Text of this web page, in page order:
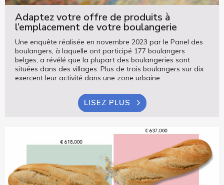
Adaptez votre offre de produits à
l’emplacement de votre boulangerie
Une enquête réalisée en novembre 2023 par le Panel des
boulangers, à laquelle ont participé 177 boulangers
belges, a révélé que la plupart des boulangeries sont
situées dans des villages. Plus de trois boulangers sur dix
exercent leur activité dans une zone urbaine.
LISEZ PLUS